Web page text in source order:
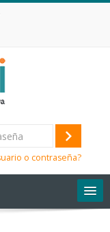
Acceder
o contraseña?